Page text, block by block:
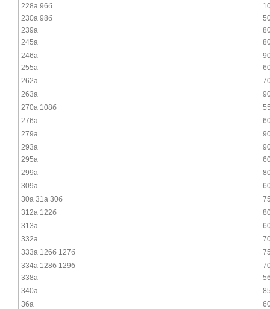
228а 96б
230а 98б
239а
245а
246а
255а
262а
263а
270а 108б
276а
279а
293а
295а
299а
309а
30а 31а 30б
312а 122б
313а
332а
333а 126б 127б
334а 128б 129б
338а
340а
36а